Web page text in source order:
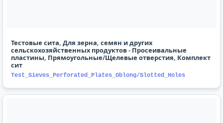
Тестовые сита, Для зерна, семян и других
сельскохозяйственных продуктов - Просеивальные
пластины, Прямоугольные/Щелевые отверстия, Комплект
сит
Test_Sieves_Perforated_Plates_Oblong/Slotted_Holes